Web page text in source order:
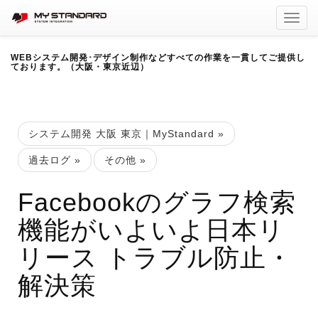
WEBシステム開発･デザイン制作などすべての作業を一貫してご提供し
ております。（大阪・東京近辺）
システム開発 大阪 東京｜MyStandard »
過去ログ » その他 »
Facebookのグラフ検索
機能がいよいよ日本リ
リース トラブル防止・
解決策